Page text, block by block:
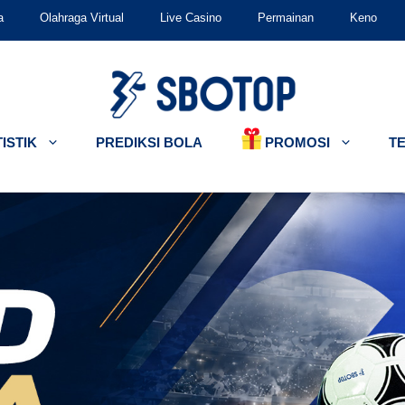
Olahraga Virtual Live Casino Permainan Keno
PREDIKSI BOLA PROMOSI